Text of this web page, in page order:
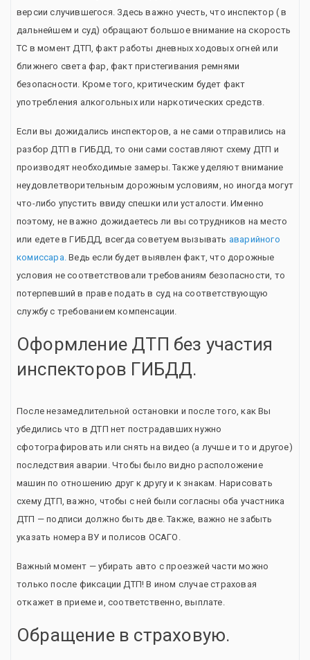
версии случившегося. Здесь важно учесть, что инспектор ( в
дальнейшем и суд) обращают большое внимание на скорость
ТС в момент ДТП, факт работы дневных ходовых огней или
ближнего света фар, факт пристегивания ремнями
безопасности. Кроме того, критическим будет факт
употребления алкогольных или наркотических средств.
Если вы дожидались инспекторов, а не сами отправились на
разбор ДТП в ГИБДД, то они сами составляют схему ДТП и
производят необходимые замеры. Также уделяют внимание
неудовлетворительным дорожным условиям, но иногда могут
что-либо упустить ввиду спешки или усталости. Именно
поэтому, не важно дожидаетесь ли вы сотрудников на место
или едете в ГИБДД, всегда советуем вызывать аварийного
комиссара. Ведь если будет выявлен факт, что дорожные
условия не соответствовали требованиям безопасности, то
потерпевший в праве подать в суд на соответствующую
службу с требованием компенсации.
Оформление ДТП без участия
инспекторов ГИБДД.
После незамедлительной остановки и после того, как Вы
убедились что в ДТП нет пострадавших нужно
сфотографировать или снять на видео (а лучше и то и другое)
последствия аварии. Чтобы было видно расположение
машин по отношению друг к другу и к знакам. Нарисовать
схему ДТП, важно, чтобы с ней были согласны оба участника
ДТП — подписи должно быть две. Также, важно не забыть
указать номера ВУ и полисов ОСАГО.
Важный момент — убирать авто с проезжей части можно
только после фиксации ДТП! В ином случае страховая
откажет в приеме и, соответственно, выплате.
Обращение в страховую.